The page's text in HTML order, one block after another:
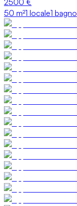
2500 €
50 m²1 locale1 bagno